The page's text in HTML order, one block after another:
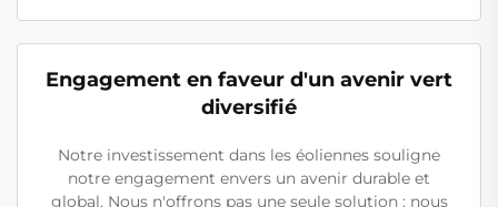
Engagement en faveur d'un avenir vert
diversifié
Notre investissement dans les éoliennes souligne
notre engagement envers un avenir durable et
global. Nous n'offrons pas une seule solution ; nous